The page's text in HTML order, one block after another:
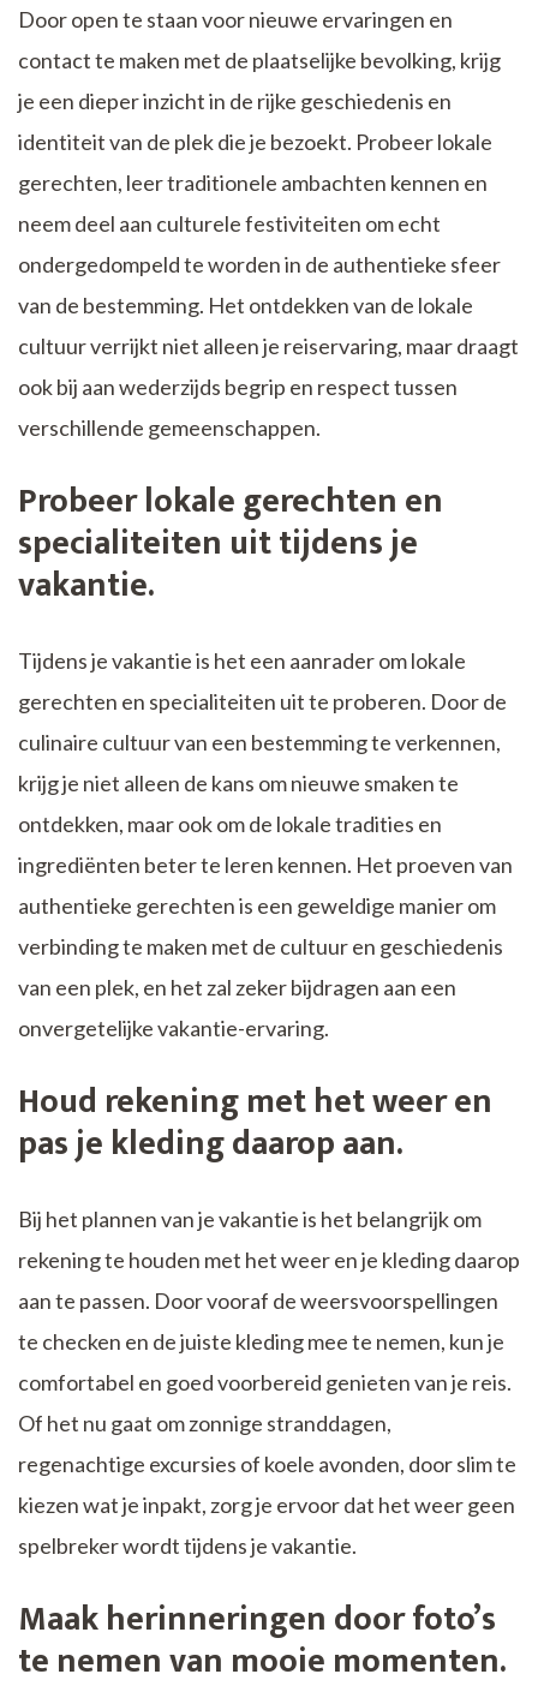
Door open te staan voor nieuwe ervaringen en
contact te maken met de plaatselijke bevolking, krijg
je een dieper inzicht in de rijke geschiedenis en
identiteit van de plek die je bezoekt. Probeer lokale
gerechten, leer traditionele ambachten kennen en
neem deel aan culturele festiviteiten om echt
ondergedompeld te worden in de authentieke sfeer
van de bestemming. Het ontdekken van de lokale
cultuur verrijkt niet alleen je reiservaring, maar draagt
ook bij aan wederzijds begrip en respect tussen
verschillende gemeenschappen.
Probeer lokale gerechten en
specialiteiten uit tijdens je
vakantie.
Tijdens je vakantie is het een aanrader om lokale
gerechten en specialiteiten uit te proberen. Door de
culinaire cultuur van een bestemming te verkennen,
krijg je niet alleen de kans om nieuwe smaken te
ontdekken, maar ook om de lokale tradities en
ingrediënten beter te leren kennen. Het proeven van
authentieke gerechten is een geweldige manier om
verbinding te maken met de cultuur en geschiedenis
van een plek, en het zal zeker bijdragen aan een
onvergetelijke vakantie-ervaring.
Houd rekening met het weer en
pas je kleding daarop aan.
Bij het plannen van je vakantie is het belangrijk om
rekening te houden met het weer en je kleding daarop
aan te passen. Door vooraf de weersvoorspellingen
te checken en de juiste kleding mee te nemen, kun je
comfortabel en goed voorbereid genieten van je reis.
Of het nu gaat om zonnige stranddagen,
regenachtige excursies of koele avonden, door slim te
kiezen wat je inpakt, zorg je ervoor dat het weer geen
spelbreker wordt tijdens je vakantie.
Maak herinneringen door foto’s
te nemen van mooie momenten.